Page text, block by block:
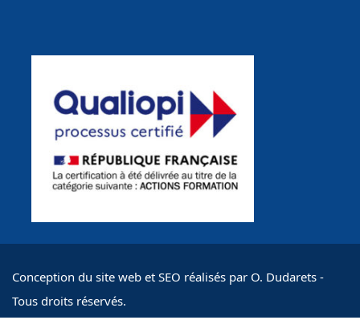
Conception du site web et SEO réalisés par O. Dudarets -
Tous droits réservés.